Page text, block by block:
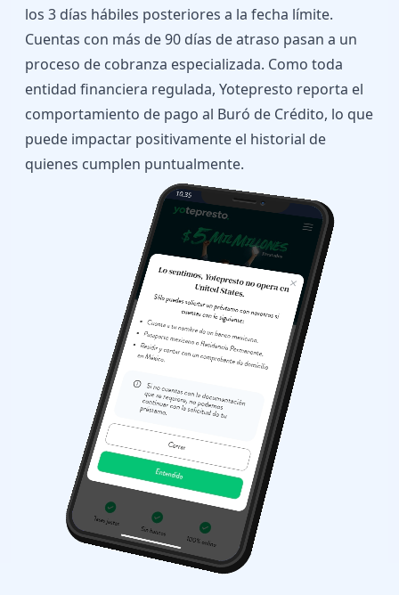
los 3 días hábiles posteriores a la fecha límite.
Cuentas con más de 90 días de atraso pasan a un
proceso de cobranza especializada. Como toda
entidad financiera regulada, Yotepresto reporta el
comportamiento de pago al Buró de Crédito, lo que
puede impactar positivamente el historial de
quienes cumplen puntualmente.
Speaker Camera
10.35